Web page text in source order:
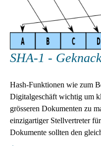
SHA-1 -
Hash-Funktionen wie zum
Digitalgeschäft wichtig um
grösseren Dokumenten zu
einzigartiger Stellvertreter
Dokumente sollten den